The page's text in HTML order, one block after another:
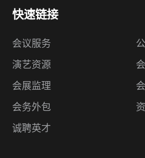
快速链接
会议服务
演艺资源
会展监理
会务外包
诚聘英才